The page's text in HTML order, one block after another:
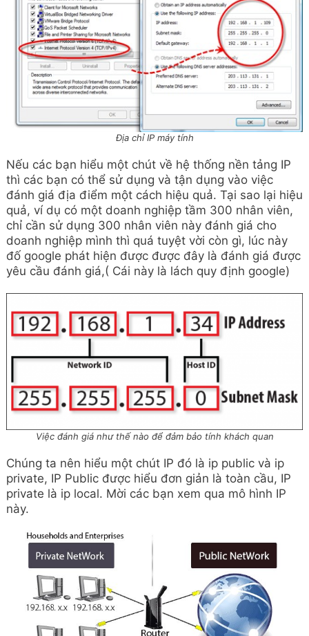
Địa chỉ IP máy tính
Nếu các bạn hiểu một chút về hệ thống nền tảng IP
thì các bạn có thể sử dụng và tận dụng vào việc
đánh giá địa điểm một cách hiệu quả. Tại sao lại hiệu
quả, ví dụ có một doanh nghiệp tầm 300 nhân viên,
chỉ cần sử dụng 300 nhân viên này đánh giá cho
doanh nghiệp mình thì quá tuyệt vời còn gì, lúc này
đố google phát hiện được được đây là đánh giá được
yêu cầu đánh giá,( Cái này là lách quy định google)
Việc đánh giá như thế nào để đảm bảo tính khách quan
Chúng ta nên hiểu một chút IP đó là ip public và ip
private, IP Public được hiểu đơn giản là toàn cầu, IP
private là ip local. Mời các bạn xem qua mô hình IP
này.